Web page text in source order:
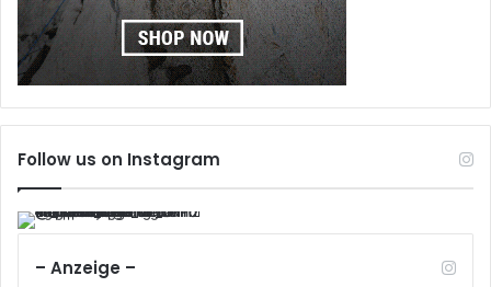
Follow us on Instagram
– Anzeige –